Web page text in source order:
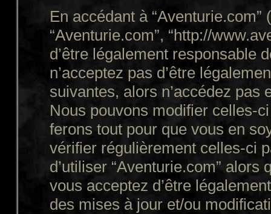
En accédant à “Aventurie.com”
“Aventurie.com”, “http://
d’être légalement responsable
n’acceptez pas d’être
suivantes, alors n’accédez pas
Nous pouvons modifier celles-
ferons tout pour que vous en
vérifier régulièrement celles-ci
d’utiliser “Aventurie.com”
vous acceptez d’être
des mises à jour et/ou